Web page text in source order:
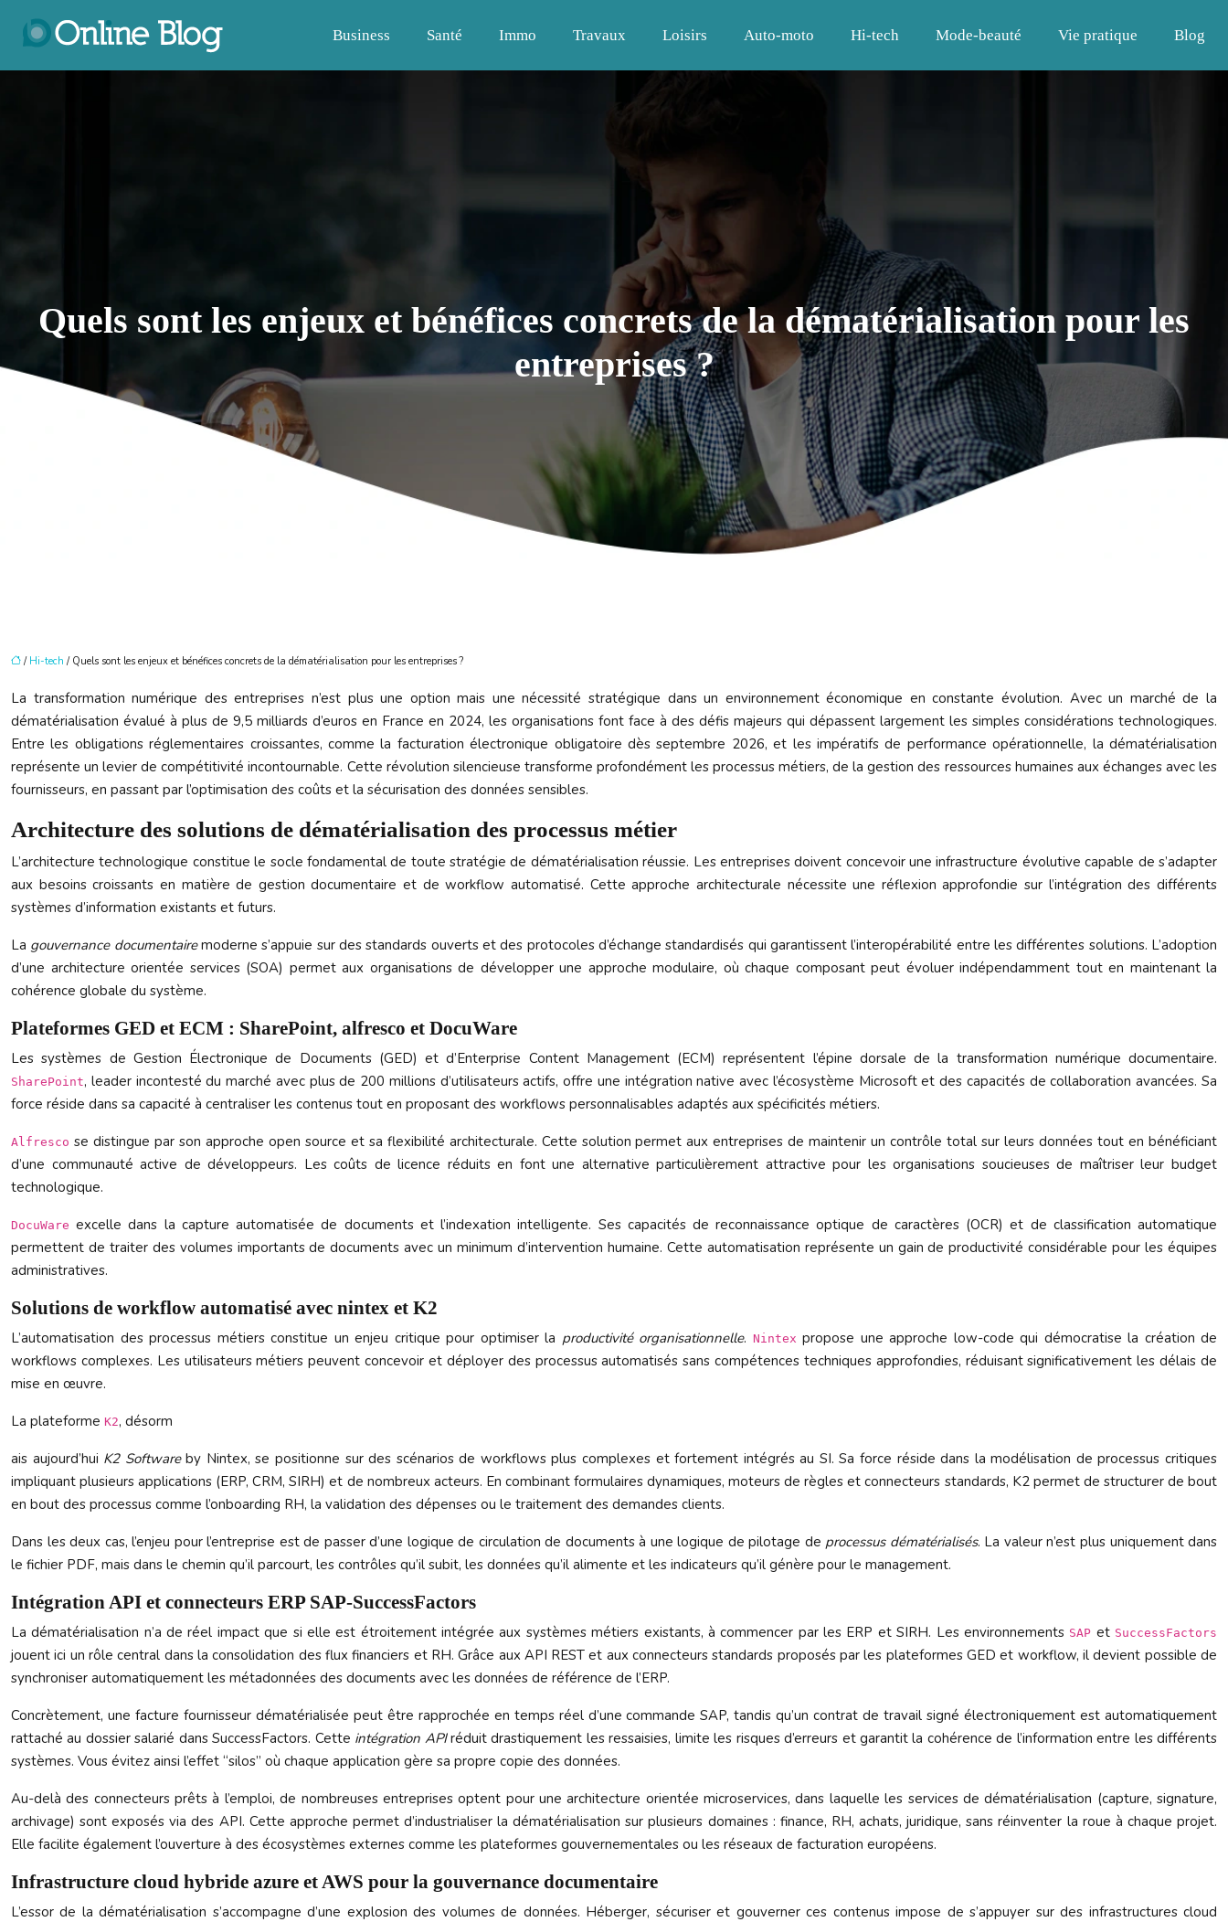
Business Santé Immo Travaux Loisirs Auto-moto Hi-tech Mode-beauté Vie pratique Blog
Quels sont les enjeux et bénéfices concrets de la dématérialisation pour les
entreprises ?
/ Hi-tech / Quels sont les enjeux et bénéfices concrets de la dématérialisation pour les entreprises ?
La transformation numérique des entreprises n’est plus une option mais une nécessité stratégique dans un environnement économique en constante évolution. Avec un marché de la
dématérialisation évalué à plus de 9,5 milliards d’euros en France en 2024, les organisations font face à des défis majeurs qui dépassent largement les simples considérations technologiques.
Entre les obligations réglementaires croissantes, comme la facturation électronique obligatoire dès septembre 2026, et les impératifs de performance opérationnelle, la dématérialisation
représente un levier de compétitivité incontournable. Cette révolution silencieuse transforme profondément les processus métiers, de la gestion des ressources humaines aux échanges avec les
fournisseurs, en passant par l’optimisation des coûts et la sécurisation des données sensibles.
Architecture des solutions de dématérialisation des processus métier
L’architecture technologique constitue le socle fondamental de toute stratégie de dématérialisation réussie. Les entreprises doivent concevoir une infrastructure évolutive capable de s’adapter
aux besoins croissants en matière de gestion documentaire et de workflow automatisé. Cette approche architecturale nécessite une réflexion approfondie sur l’intégration des différents
systèmes d’information existants et futurs.
La gouvernance documentairemoderne s’appuie sur des standards ouverts et des protocoles d’échange standardisés qui garantissent l’interopérabilité entre les différentes solutions. L’adoption
d’une architecture orientée services (SOA) permet aux organisations de développer une approche modulaire, où chaque composant peut évoluer indépendamment tout en maintenant la
cohérence globale du système.
Plateformes GED et ECM : SharePoint, alfresco et DocuWare
Les systèmes de Gestion Électronique de Documents (GED) et d’Enterprise Content Management (ECM) représentent l’épine dorsale de la transformation numérique documentaire.
SharePoint, leader incontesté du marché avec plus de 200 millions d’utilisateurs actifs, offre une intégration native avec l’écosystème Microsoft et des capacités de collaboration avancées. Sa
force réside dans sa capacité à centraliser les contenus tout en proposant des workflows personnalisables adaptés aux spécificités métiers.
Alfresco se distingue par son approche open source et sa flexibilité architecturale. Cette solution permet aux entreprises de maintenir un contrôle total sur leurs données tout en bénéficiant
d’une communauté active de développeurs. Les coûts de licence réduits en font une alternative particulièrement attractive pour les organisations soucieuses de maîtriser leur budget
technologique.
DocuWare excelle dans la capture automatisée de documents et l’indexation intelligente. Ses capacités de reconnaissance optique de caractères (OCR) et de classification automatique
permettent de traiter des volumes importants de documents avec un minimum d’intervention humaine. Cette automatisation représente un gain de productivité considérable pour les équipes
administratives.
Solutions de workflow automatisé avec nintex et K2
L’automatisation des processus métiers constitue un enjeu critique pour optimiser la productivité organisationnelle. Nintex propose une approche low-code qui démocratise la création de
workflows complexes. Les utilisateurs métiers peuvent concevoir et déployer des processus automatisés sans compétences techniques approfondies, réduisant significativement les délais de
mise en œuvre.
La plateforme K2, désorm
ais aujourd’hui K2 Softwareby Nintex, se positionne sur des scénarios de workflows plus complexes et fortement intégrés au SI. Sa force réside dans la modélisation de processus critiques
impliquant plusieurs applications (ERP, CRM, SIRH) et de nombreux acteurs. En combinant formulaires dynamiques, moteurs de règles et connecteurs standards, K2 permet de structurer de bout
en bout des processus comme l’onboarding RH, la validation des dépenses ou le traitement des demandes clients.
Dans les deux cas, l’enjeu pour l’entreprise est de passer d’une logique de circulation de documents à une logique de pilotage de processus dématérialisés. La valeur n’est plus uniquement dans
le fichier PDF, mais dans le chemin qu’il parcourt, les contrôles qu’il subit, les données qu’il alimente et les indicateurs qu’il génère pour le management.
Intégration API et connecteurs ERP SAP-SuccessFactors
La dématérialisation n’a de réel impact que si elle est étroitement intégrée aux systèmes métiers existants, à commencer par les ERP et SIRH. Les environnements SAP et SuccessFactors
jouent ici un rôle central dans la consolidation des flux financiers et RH. Grâce aux API REST et aux connecteurs standards proposés par les plateformes GED et workflow, il devient possible de
synchroniser automatiquement les métadonnées des documents avec les données de référence de l’ERP.
Concrètement, une facture fournisseur dématérialisée peut être rapprochée en temps réel d’une commande SAP, tandis qu’un contrat de travail signé électroniquement est automatiquement
rattaché au dossier salarié dans SuccessFactors. Cette intégration APIréduit drastiquement les ressaisies, limite les risques d’erreurs et garantit la cohérence de l’information entre les différents
systèmes. Vous évitez ainsi l’effet “silos” où chaque application gère sa propre copie des données.
Au-delà des connecteurs prêts à l’emploi, de nombreuses entreprises optent pour une architecture orientée microservices, dans laquelle les services de dématérialisation (capture, signature,
archivage) sont exposés via des API. Cette approche permet d’industrialiser la dématérialisation sur plusieurs domaines : finance, RH, achats, juridique, sans réinventer la roue à chaque projet.
Elle facilite également l’ouverture à des écosystèmes externes comme les plateformes gouvernementales ou les réseaux de facturation européens.
Infrastructure cloud hybride azure et AWS pour la gouvernance documentaire
L’essor de la dématérialisation s’accompagne d’une explosion des volumes de données. Héberger, sécuriser et gouverner ces contenus impose de s’appuyer sur des infrastructures cloud